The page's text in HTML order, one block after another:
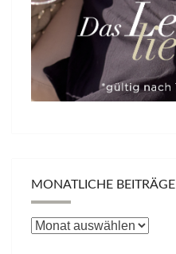
MONATLICHE BEITRÄGE
Monatliche